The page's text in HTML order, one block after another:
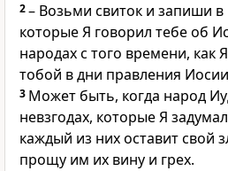
2– Возьми свиток и запиши в
которые Я говорил тебе об
народах с того времени, как
тобой в дни правления
3 Может быть, когда народ
невзгодах, которые Я
каждый из них оставит свой
прощу им их вину и грех.